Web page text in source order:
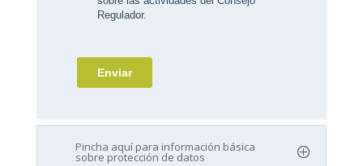
Pincha aquí para información básica
sobre protección de datos